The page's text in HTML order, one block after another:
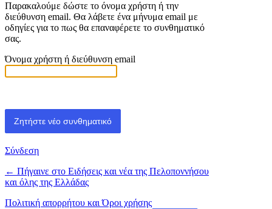
Παρακαλούμε δώστε το όνομα χρήστη ή την
διεύθυνση email. Θα λάβετε ένα μήνυμα email με
οδηγίες για το πως θα επαναφέρετε το συνθηματικό
σας.
Όνομα χρήστη ή διεύθυνση email
Σύνδεση
← Πήγαινε στο Ειδήσεις και νέα της Πελοποννήσου
και όλης της Ελλάδας
Πολιτική απορρήτου και Όροι χρήσης